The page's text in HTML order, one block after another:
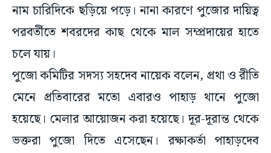
নাম চারিদিকে ছড়িয়ে পড়ে। নানা কারণে পুজোর দায়িত্ব
পরবর্তীতে শবরদের কাছ থেকে মাল সম্প্রদায়ের হাতে
চলে যায়।
পুজো কমিটির সদস্য সহদেব নায়েক বলেন, প্রথা ও রীতি
মেনে প্রতিবারের মতো এবারও পাহাড় থানে পুজো
হয়েছে। মেলার আয়োজন করা হয়েছে। দূর-দূরান্ত থেকে
ভক্তরা পুজো দিতে এসেছেন। রক্ষাকর্তা পাহাড়দেব